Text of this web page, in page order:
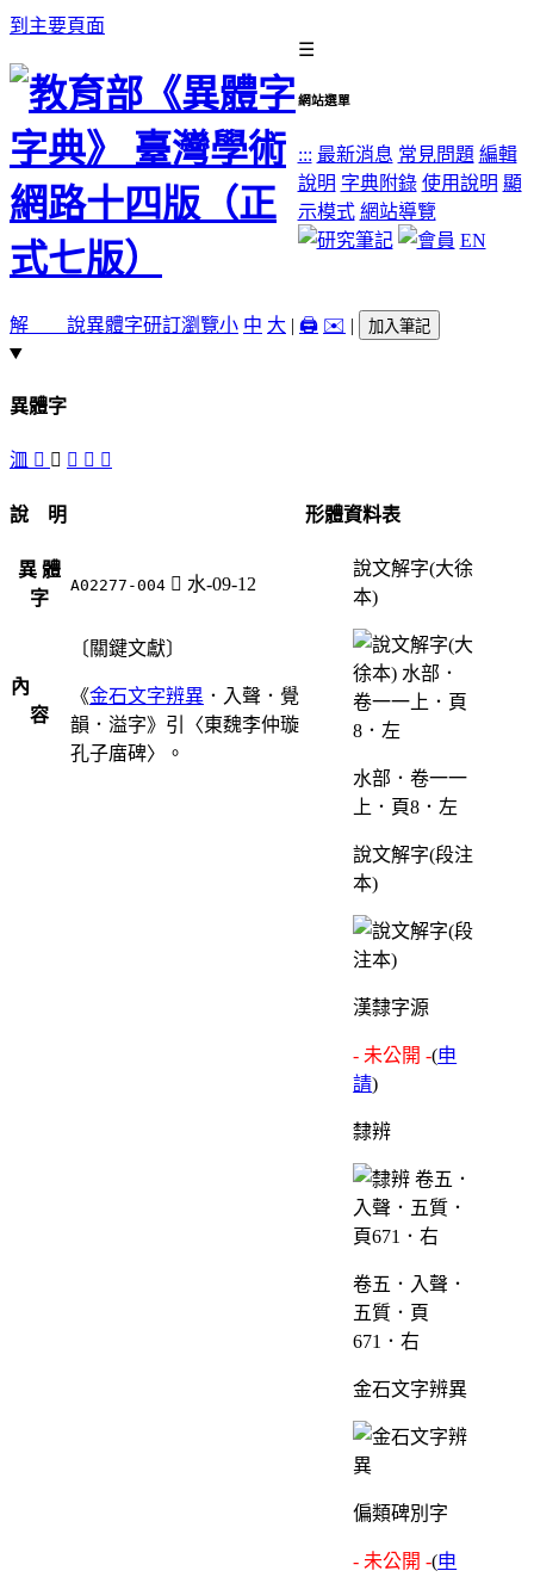
到主要頁面
☰
網站選單
::: 最新消息 常見問題 編輯
說明 字典附錄 使用說明 顯
示模式 網站導覽
EN
解 說異體字研訂瀏覽小 中 大 | 🖨️ ✉️ | 加入筆記
異體字
㳑 󳎠 󳎝 󳎟 󳎞 󳎜
說 明
異 體
字
A02277-004 󳎝 水-09-12
內
容
〔關鍵文獻〕
《金石文字辨異 ．入聲．覺
韻．溢字》引〈東魏李仲璇
孔子庿碑〉。
形體資料表
說文解字(大徐
本)
水部．卷一一
上．頁8．左
說文解字(段注
本)
漢隸字源
- 未公開 -(申
請)
隸辨
卷五．入聲．
五質．頁
671．右
金石文字辨異
偏類碑別字
- 未公開 -(申